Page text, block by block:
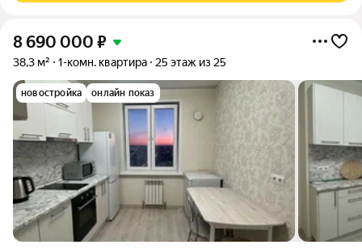
8 690 000 ₽
38,3 м² 1-комн. квартира 25 этаж из 25
новостройка онлайн показ